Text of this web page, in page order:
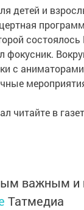
детей и
фокусник.
с
читайте в
важным и
Татмедиа